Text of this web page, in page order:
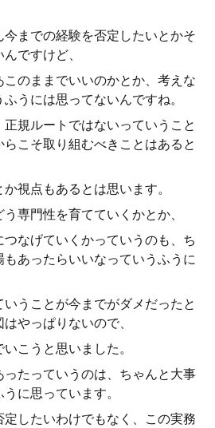
までの経験を否定したいとかそ
ですけど、
のままでいいのかとか、考えな
うには思ってないんですね。
規ルートではないっていうこと
こそ取り組むべきことはあると
視点もあるとは思います。
専門性を育てていくかとか、
なげていくかっていうのも、ち
もあったらいいなっていうふうに
うことが今までがダメだったと
やっぱりないので、
こうと思いました。
たっていうのは、ちゃんと大事
に思っています。
したいわけでもなく、この実務